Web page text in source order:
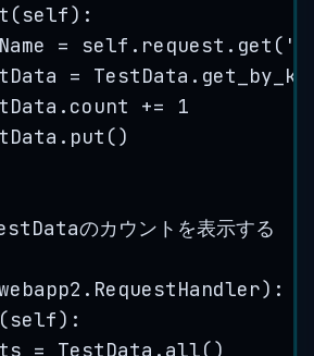
= self.request.get( '
=
+= 1
のカウントを表示する
:
= TestData.all()